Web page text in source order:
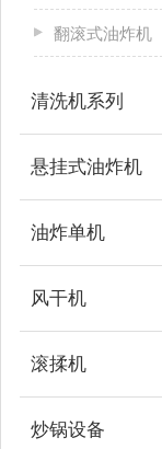
翻滚式油炸机
清洗机系列
悬挂式油炸机
油炸单机
风干机
滚揉机
炒锅设备